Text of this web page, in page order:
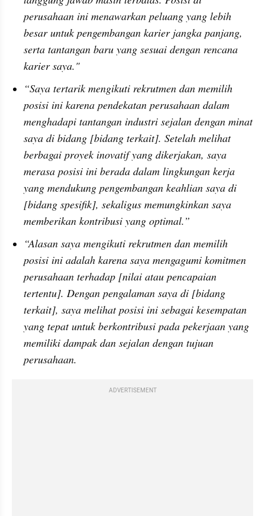
perusahaan ini menawarkan peluang yang lebih
besar untuk pengembangan karier jangka panjang,
serta tantangan baru yang sesuai dengan rencana
karier saya."
“Saya tertarik mengikuti rekrutmen dan memilih
posisi ini karena pendekatan perusahaan dalam
menghadapi tantangan industri sejalan dengan minat
saya di bidang [bidang terkait]. Setelah melihat
berbagai proyek inovatif yang dikerjakan, saya
merasa posisi ini berada dalam lingkungan kerja
yang mendukung pengembangan keahlian saya di
[bidang spesifik], sekaligus memungkinkan saya
memberikan kontribusi yang optimal.”
“Alasan saya mengikuti rekrutmen dan memilih
posisi ini adalah karena saya mengagumi komitmen
perusahaan terhadap [nilai atau pencapaian
tertentu]. Dengan pengalaman saya di [bidang
terkait], saya melihat posisi ini sebagai kesempatan
yang tepat untuk berkontribusi pada pekerjaan yang
memiliki dampak dan sejalan dengan tujuan
perusahaan.
ADVERTISEMENT